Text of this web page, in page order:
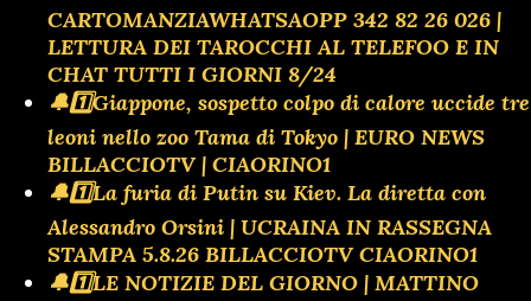
CARTOMANZIAWHATSAOPP 342 82 26 026 |
LETTURA DEI TAROCCHI AL TELEFOO E IN
CHAT TUTTI I GIORNI 8/24
🔔1️⃣Giappone, sospetto colpo di calore uccide tre
leoni nello zoo Tama di Tokyo | EURO NEWS
BILLACCIOTV | CIAORINO1
🔔1️⃣La furia di Putin su Kiev. La diretta con
Alessandro Orsini | UCRAINA IN RASSEGNA
STAMPA 5.8.26 BILLACCIOTV CIAORINO1
🔔1️⃣LE NOTIZIE DEL GIORNO | MATTINO